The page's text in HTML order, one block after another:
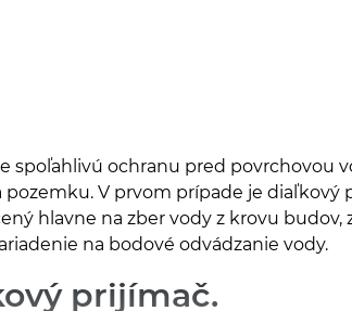
spoľahlivú ochranu pred povrchovou
pozemku. V prvom prípade je diaľkový
hlavne na zber vody z krovu
na bodové odvádzanie vody.
prijímač.